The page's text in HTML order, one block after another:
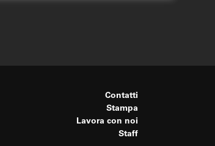
Contatti
Stampa
Lavora con noi
Staff